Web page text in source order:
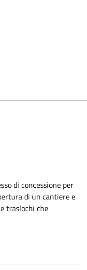
di concessione per
di un cantiere e
traslochi che